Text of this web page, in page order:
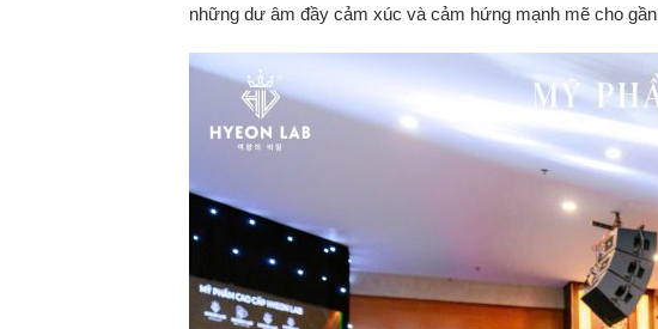
những dư âm đầy cảm xúc và cảm hứng mạnh mẽ cho gần